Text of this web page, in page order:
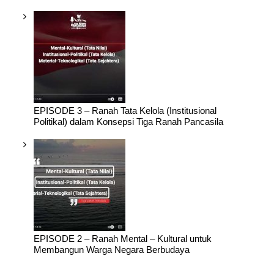
EPISODE 3 – Ranah Tata Kelola (Institusional
Politikal) dalam Konsepsi Tiga Ranah Pancasila
EPISODE 2 – Ranah Mental – Kultural untuk
Membangun Warga Negara Berbudaya